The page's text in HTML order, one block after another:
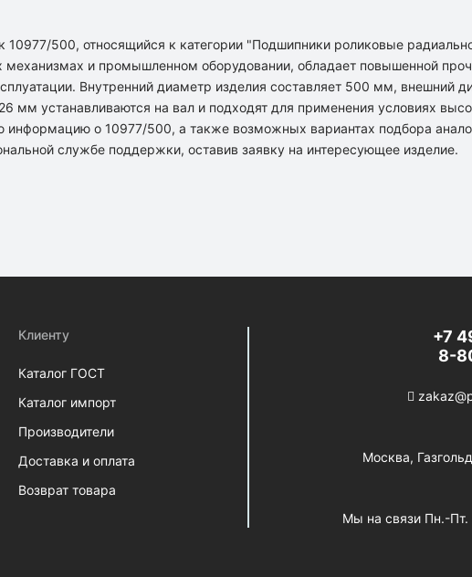
10977/500, относящийся к категории "Подшипники роликовые
механизмах и промышленном оборудовании, обладает повышенной
Внутренний диаметр изделия составляет 500 мм, внешний
мм устанавливаются на вал и подходят для применения условиях
информацию о 10977/500, а также возможных вариантах подбора
службе поддержки, оставив заявку на интересующее изделие.
Клиенту
Каталог ГОСТ
Каталог импорт
Производители
Доставка и оплата
Возврат товара
+7
8-
Москва,
Мы на связи Пн.-